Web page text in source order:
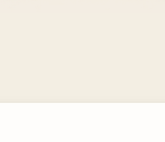
Italiano Rector Letters